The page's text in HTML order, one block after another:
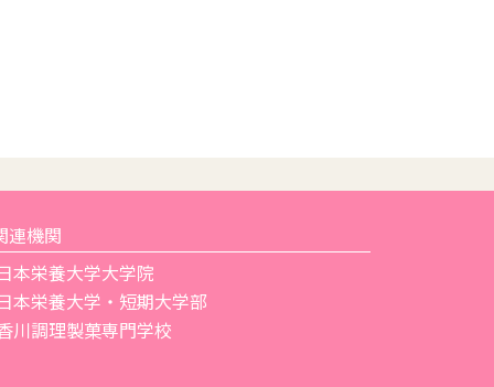
機関
本栄養大学大学院
本栄養大学・短期大学部
川調理製菓専門学校